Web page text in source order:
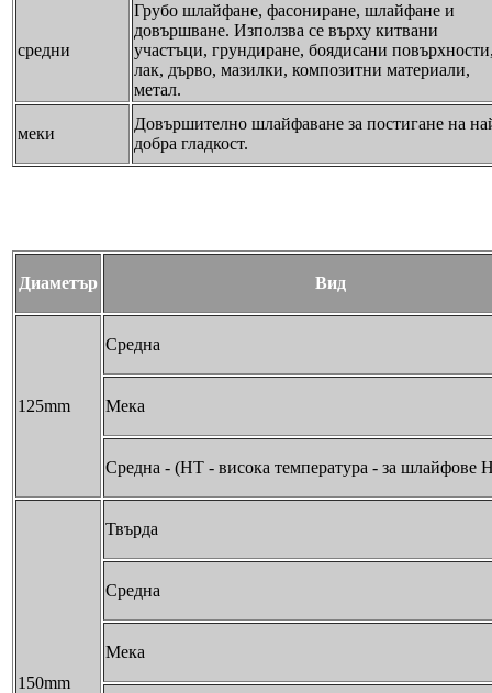
средни
Грубо шлайфане, фасониране, шлайфане и
довършване. Използва се върху китвани
участъци, грундиране, боядисани
лак, дърво, мазилки, композитни материали,
метал.
меки
Довършително шлайфаване за постигане на
добра гладкост.
Диаметър Вид
125mm
Средна
Мека
Средна - (HT - висока температура - за шлайфове
150mm
Твърда
Средна
Мека